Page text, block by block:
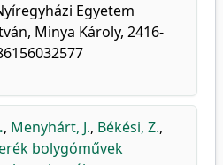
Egyetem
Minya Károly, 2416-
, Menyhárt, J., Békési, Z.,
bolygóművek